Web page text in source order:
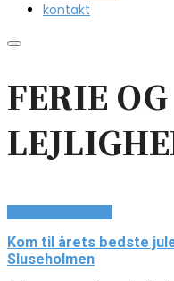
kontakt
FERIE OG
Kom til årets bedste
Sluseholmen